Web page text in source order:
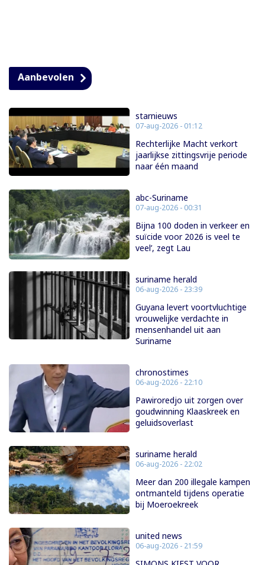
Aanbevolen
starnieuws
07-aug-2026 - 01:12
Rechterlijke Macht verkort
jaarlijkse zittingsvrije periode
naar één maand
abc-Suriname
07-aug-2026 - 00:31
Bijna 100 doden in verkeer en
suïcide voor 2026 is veel te
veel’, zegt Lau
suriname herald
06-aug-2026 - 23:39
Guyana levert voortvluchtige
vrouwelijke verdachte in
mensenhandel uit aan
Suriname
chronostimes
06-aug-2026 - 22:10
Pawiroredjo uit zorgen over
goudwinning Klaaskreek en
geluidsoverlast
suriname herald
06-aug-2026 - 22:02
Meer dan 200 illegale kampen
ontmanteld tijdens operatie
bij Moeroekreek
united news
06-aug-2026 - 21:59